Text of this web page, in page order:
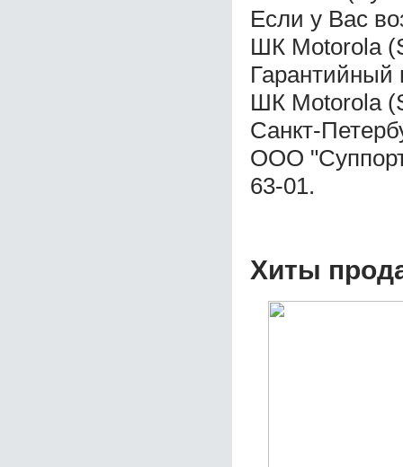
Если у Вас
ШК Motorola
Гарантийный
ШК Motorola
Санкт-
ООО
63-01.
Хиты